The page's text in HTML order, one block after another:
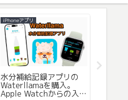
iPhoneアプリ
水分補給記録アプリの
Waterllamaを購入。
Apple Watchからの入力
マウス